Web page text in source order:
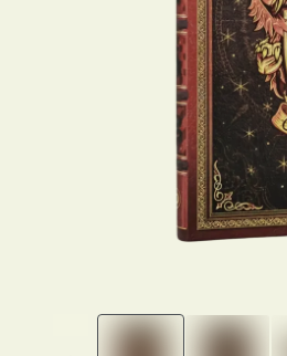
Previous thumbnails